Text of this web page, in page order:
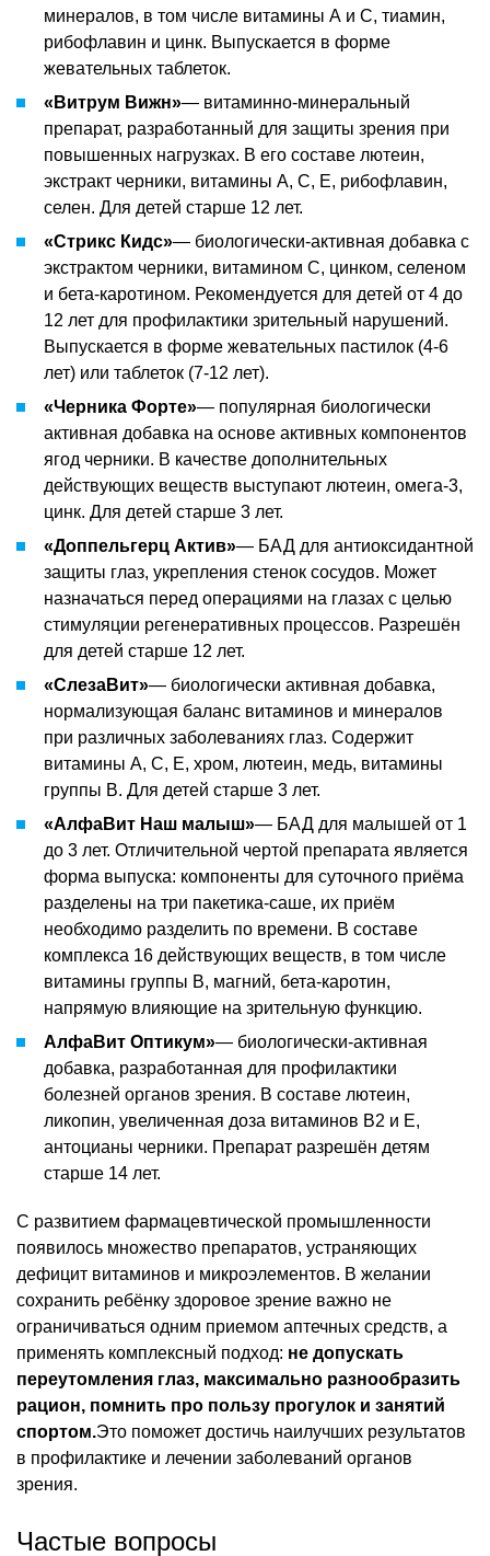
минералов, в том числе витамины А и С, тиамин,
рибофлавин и цинк. Выпускается в форме
жевательных таблеток.
«Витрум Вижн»— витаминно-минеральный
препарат, разработанный для защиты зрения при
повышенных нагрузках. В его составе лютеин,
экстракт черники, витамины А, С, Е, рибофлавин,
селен. Для детей старше 12 лет.
«Стрикс Кидс»— биологически-активная добавка с
экстрактом черники, витамином С, цинком, селеном
и бета-каротином. Рекомендуется для детей от 4 до
12 лет для профилактики зрительный нарушений.
Выпускается в форме жевательных пастилок (4-6
лет) или таблеток (7-12 лет).
«Черника Форте»— популярная биологически
активная добавка на основе активных компонентов
ягод черники. В качестве дополнительных
действующих веществ выступают лютеин, омега-3,
цинк. Для детей старше 3 лет.
«Доппельгерц Актив»— БАД для антиоксидантной
защиты глаз, укрепления стенок сосудов. Может
назначаться перед операциями на глазах с целью
стимуляции регенеративных процессов. Разрешён
для детей старше 12 лет.
«СлезаВит»— биологически активная добавка,
нормализующая баланс витаминов и минералов
при различных заболеваниях глаз. Содержит
витамины А, С, Е, хром, лютеин, медь, витамины
группы В. Для детей старше 3 лет.
«АлфаВит Наш малыш»— БАД для малышей от 1
до 3 лет. Отличительной чертой препарата является
форма выпуска: компоненты для суточного приёма
разделены на три пакетика-саше, их приём
необходимо разделить по времени. В составе
комплекса 16 действующих веществ, в том числе
витамины группы В, магний, бета-каротин,
напрямую влияющие на зрительную функцию.
АлфаВит Оптикум»— биологически-активная
добавка, разработанная для профилактики
болезней органов зрения. В составе лютеин,
ликопин, увеличенная доза витаминов В2 и Е,
антоцианы черники. Препарат разрешён детям
старше 14 лет.
С развитием фармацевтической промышленности
появилось множество препаратов, устраняющих
дефицит витаминов и микроэлементов. В желании
сохранить ребёнку здоровое зрение важно не
ограничиваться одним приемом аптечных средств, а
применять комплексный подход: не допускать
переутомления глаз, максимально разнообразить
рацион, помнить про пользу прогулок и занятий
спортом.Это поможет достичь наилучших результатов
в профилактике и лечении заболеваний органов
зрения.
Частые вопросы